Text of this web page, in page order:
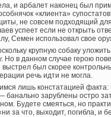
и арбалет наконец был
«клиента»
не совсем подходящий
успеет если не открыть
Семен использовал свое
крупную собаку
Но в данном случае герою
выстрел был скорее
речь идти не могла.
лишь констатацией
банально зарублены остро
Будете смеяться, но
за что, выходит, погибла, и